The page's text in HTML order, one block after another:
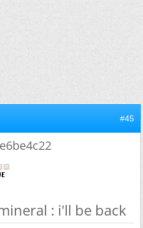
#45
: i'll be back